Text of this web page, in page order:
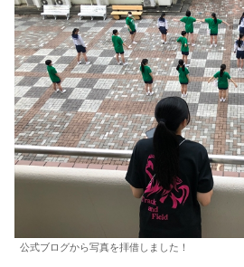
公式ブログから写真を拝借しました！